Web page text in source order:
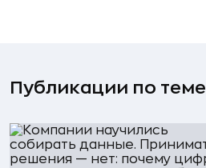
Публикации по теме